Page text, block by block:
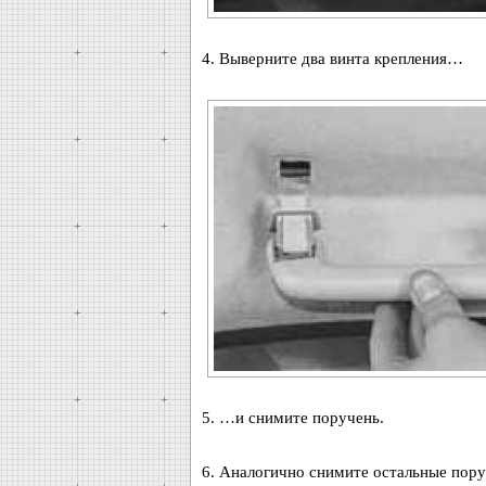
4. Выверните два винта крепления…
5. …и снимите поручень.
6. Аналогично снимите остальные